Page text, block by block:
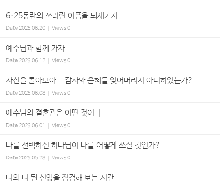
6·25동란의 쓰라린 아픔을 되새기자
Date2026.06.20 Views0
예수님과 함께 가자
Date2026.06.12 Views0
자신을 돌아보아--감사와 은혜를 잊어버리지 아니하였는가?
Date2026.06.08 Views0
예수님의 결혼관은 어떤 것이냐
Date2026.06.01 Views0
나를 선택하신 하나님이 나를 어떻게 쓰실 것인가?
Date2026.05.28 Views0
나의 나 된 신앙을 점검해 보는 시간